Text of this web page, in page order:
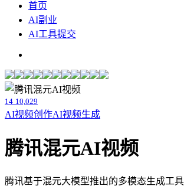
首页
AI副业
AI工具提交
14 10,029
AI视频创作AI视频生成
腾讯混元AI视频
腾讯基于混元大模型推出的多模态生成工